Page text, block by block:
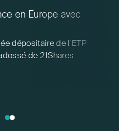
en Europe avec
dépositaire de l'ETP
de 21Shares